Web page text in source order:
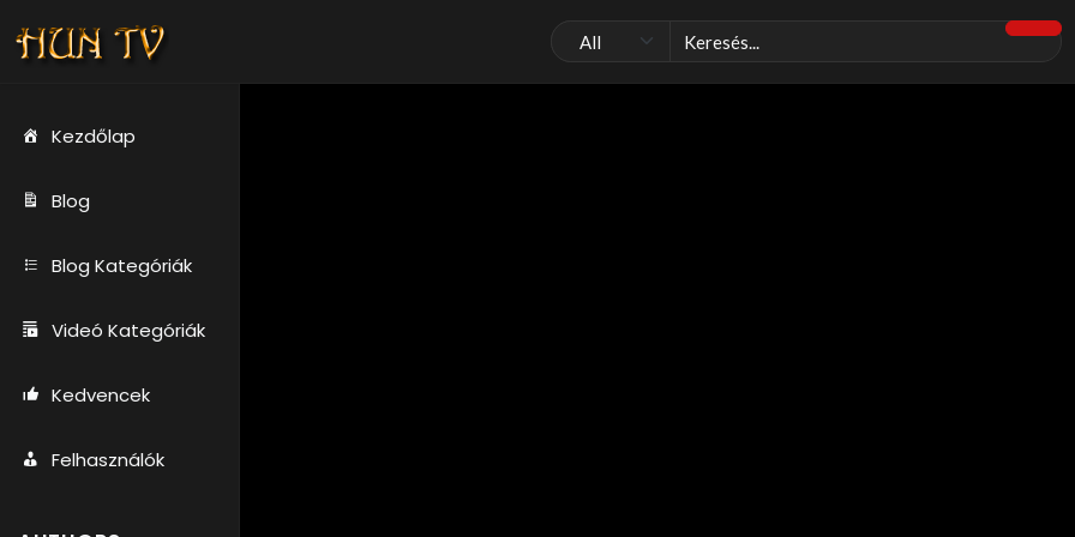
Kezdőlap
Blog
Blog Kategóriák
Videó Kategóriák
Kedvencek
Felhasználók